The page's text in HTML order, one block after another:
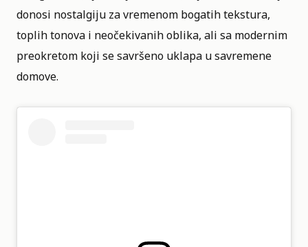
donosi nostalgiju za vremenom bogatih tekstura,
toplih tonova i neočekivanih oblika, ali sa modernim
preokretom koji se savršeno uklapa u savremene
domove.